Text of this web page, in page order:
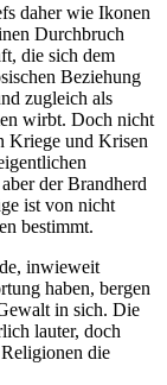
daher wie Ikonen
Durchbruch
die sich dem
Beziehung
zugleich als
wirbt. Doch nicht
Kriege und Krisen
der Brandherd
ist von nicht
bestimmt.
inwieweit
haben, bergen
in sich. Die
lauter, doch
die